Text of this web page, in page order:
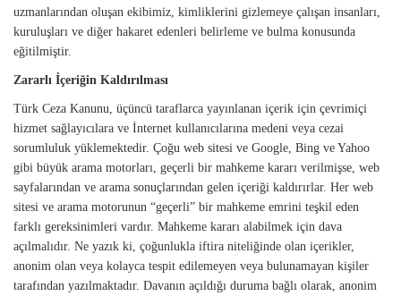
uzmanlarından oluşan ekibimiz, kimliklerini gizlemeye çalışan insanları,
kuruluşları ve diğer hakaret edenleri belirleme ve bulma konusunda
eğitilmiştir.
Zararlı İçeriğin Kaldırılması
Türk Ceza Kanunu, üçüncü taraflarca yayınlanan içerik için çevrimiçi
hizmet sağlayıcılara ve İnternet kullanıcılarına medeni veya cezai
sorumluluk yüklemektedir. Çoğu web sitesi ve Google, Bing ve Yahoo
gibi büyük arama motorları, geçerli bir mahkeme kararı verilmişse, web
sayfalarından ve arama sonuçlarından gelen içeriği kaldırırlar. Her web
sitesi ve arama motorunun “geçerli” bir mahkeme emrini teşkil eden
farklı gereksinimleri vardır. Mahkeme kararı alabilmek için dava
açılmalıdır. Ne yazık ki, çoğunlukla iftira niteliğinde olan içerikler,
anonim olan veya kolayca tespit edilemeyen veya bulunamayan kişiler
tarafından yazılmaktadır. Davanın açıldığı duruma bağlı olarak, anonim